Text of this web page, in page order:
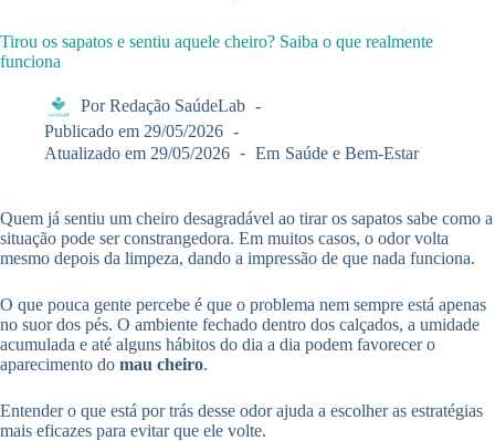
Tirou os sapatos e sentiu aquele cheiro? Saiba o que realmente
funciona
Por Redação SaúdeLab
Publicado em 29/05/2026
Atualizado em 29/05/2026 Em Saúde e Bem-Estar
Quem já sentiu um cheiro desagradável ao tirar os sapatos sabe como a
situação pode ser constrangedora. Em muitos casos, o odor volta
mesmo depois da limpeza, dando a impressão de que nada funciona.
O que pouca gente percebe é que o problema nem sempre está apenas
no suor dos pés. O ambiente fechado dentro dos calçados, a umidade
acumulada e até alguns hábitos do dia a dia podem favorecer o
aparecimento do mau cheiro.
Entender o que está por trás desse odor ajuda a escolher as estratégias
mais eficazes para evitar que ele volte.